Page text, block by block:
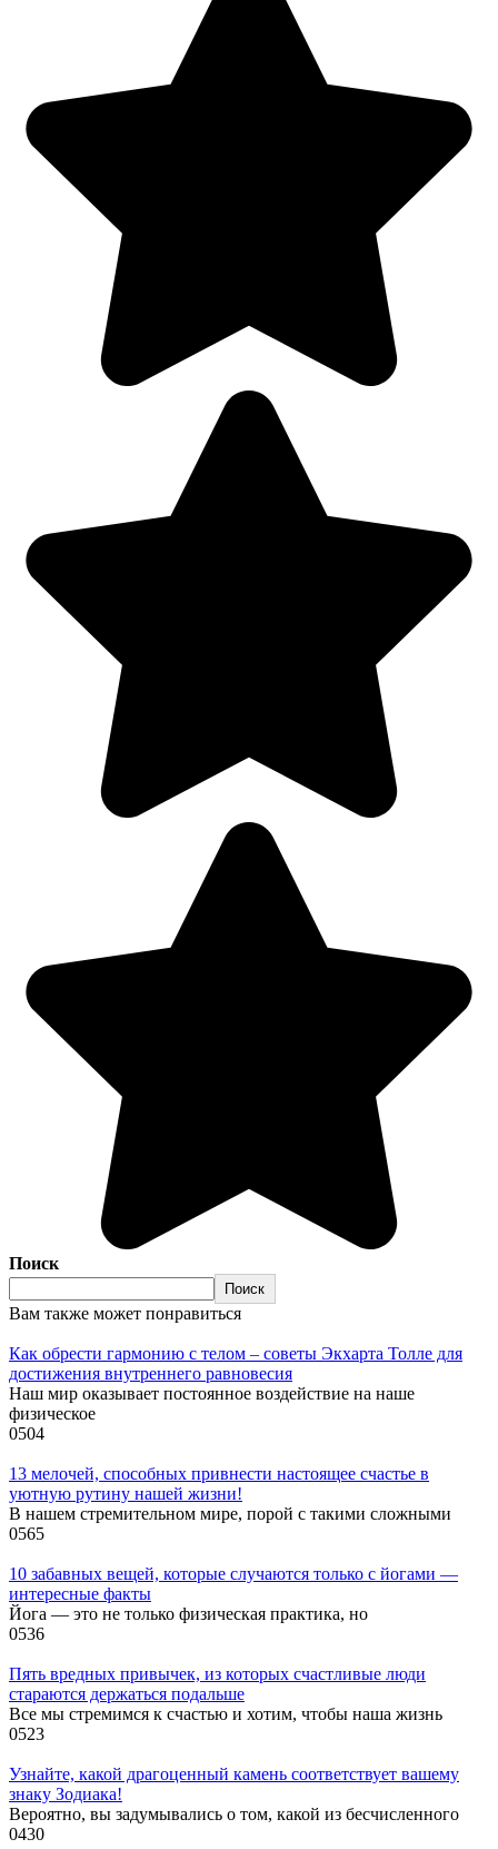
Поиск
Поиск
Вам также может понравиться
Как обрести гармонию с телом – советы Экхарта Толле для
достижения внутреннего равновесия
Наш мир оказывает постоянное воздействие на наше
физическое
0504
13 мелочей, способных привнести настоящее счастье в
уютную рутину нашей жизни!
В нашем стремительном мире, порой с такими сложными
0565
10 забавных вещей, которые случаются только с йогами —
интересные факты
Йога — это не только физическая практика, но
0536
Пять вредных привычек, из которых счастливые люди
стараются держаться подальше
Все мы стремимся к счастью и хотим, чтобы наша жизнь
0523
Узнайте, какой драгоценный камень соответствует вашему
знаку Зодиака!
Вероятно, вы задумывались о том, какой из бесчисленного
0430